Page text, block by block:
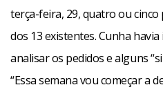
terça-feira, 29, quatro ou
dos 13 existentes. Cunha
analisar os pedidos e alguns
“Essa semana vou começar a